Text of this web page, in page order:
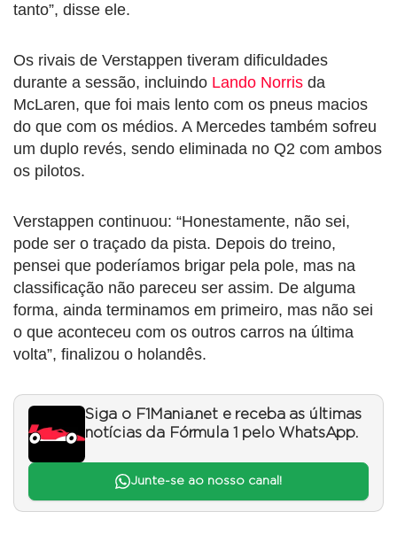
tanto”, disse ele.
Os rivais de Verstappen tiveram dificuldades
durante a sessão, incluindo Lando Norris da
McLaren, que foi mais lento com os pneus macios
do que com os médios. A Mercedes também sofreu
um duplo revés, sendo eliminada no Q2 com ambos
os pilotos.
Verstappen continuou: “Honestamente, não sei,
pode ser o traçado da pista. Depois do treino,
pensei que poderíamos brigar pela pole, mas na
classificação não pareceu ser assim. De alguma
forma, ainda terminamos em primeiro, mas não sei
o que aconteceu com os outros carros na última
volta”, finalizou o holandês.
Siga o F1Mania.net e receba as últimas
notícias da Fórmula 1 pelo WhatsApp.
Junte-se ao nosso canal!